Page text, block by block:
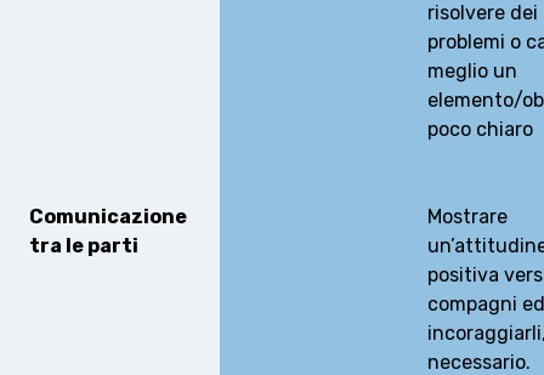
risolvere dei
problemi o
meglio un
elemento/
poco chiaro
Comunicazione
tra le parti
Mostrare
positiva
compagni ed
necessario.